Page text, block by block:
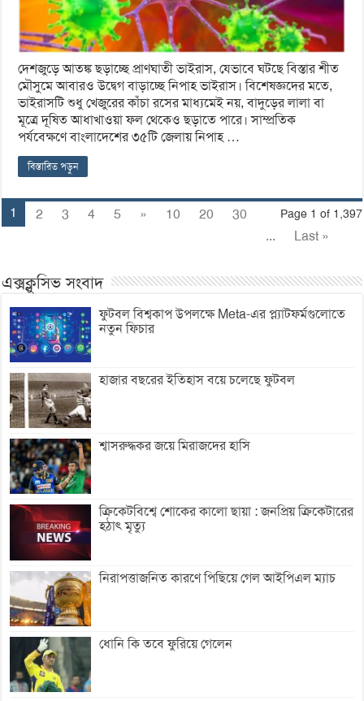
দেশজুড়ে আতঙ্ক ছড়াচ্ছে প্রাণঘাতী ভাইরাস, যেভাবে ঘটছে বিস্তার শীত
মৌসুমে আবারও উদ্বেগ বাড়াচ্ছে নিপাহ ভাইরাস। বিশেষজ্ঞদের মতে,
ভাইরাসটি শুধু খেজুরের কাঁচা রসের মাধ্যমেই নয়, বাদুড়ের লালা বা
মূত্রে দূষিত আধাখাওয়া ফল থেকেও ছড়াতে পারে। সাম্প্রতিক
পর্যবেক্ষণে বাংলাদেশের ৩৫টি জেলায় নিপাহ …
বিস্তারিত পড়ুন
Page 1 of 1,397
1 2 3 4 5 » 10 20
30
...
Last »
এক্সক্লুসিভ সংবাদ
ফুটবল বিশ্বকাপ উপলক্ষে Meta-এর প্ল্যাটফর্মগুলোতে
নতুন ফিচার
হাজার বছরের ইতিহাস বয়ে চলেছে ফুটবল
শ্বাসরুদ্ধকর জয়ে মিরাজদের হাসি
ক্রিকেটবিশ্বে শোকের কালো ছায়া : জনপ্রিয় ক্রিকেটারের
হঠাৎ মৃত্যু
নিরাপত্তাজনিত কারণে পিছিয়ে গেল আইপিএল ম্যাচ
ধোনি কি তবে ফুরিয়ে গেলেন